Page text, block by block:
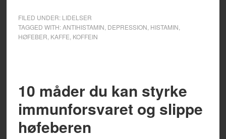
FILED UNDER: LIDELSER
TAGGED WITH:ANTIHISTAMIN DEPRESSION HISTAMIN
HØFEBER KAFFE KOFFEIN
10 måder du kan styrke
immunforsvaret og slippe
høfeberen